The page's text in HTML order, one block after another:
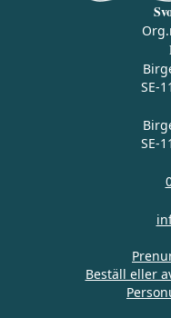
SE-
SE-
Beställ eller